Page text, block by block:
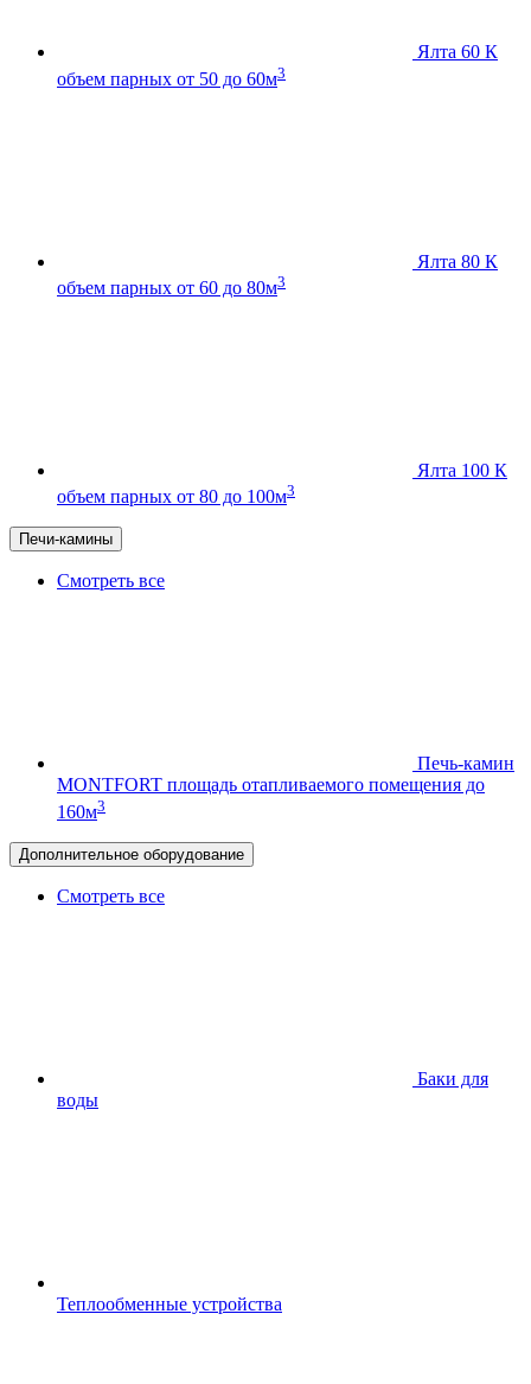
Ялта 60 К
объем парных от 50 до 60м3
Ялта 80 К
объем парных от 60 до 80м3
Ялта 100 К
объем парных от 80 до 100м3
Печи-камины
Смотреть все
Печь-камин
MONTFORT площадь отапливаемого помещения до
160м3
Дополнительное оборудование
Смотреть все
Баки для
воды
Теплообменные устройства